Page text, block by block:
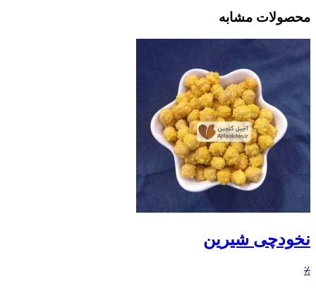
محصولات مشابه
نخودچی شیرین
٪